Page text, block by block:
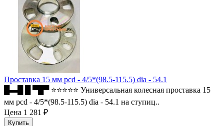
Проставка 15 мм pcd - 4/5*(98.5-115.5) dia - 54.1
█▬█ █ ▀█▀ ⭐⭐⭐⭐⭐ Универсальная колесная проставка 15
мм pcd - 4/5*(98.5-115.5) dia - 54.1 на ступиц..
Цена 1 281 ₽